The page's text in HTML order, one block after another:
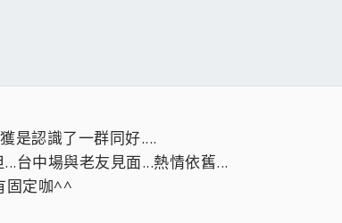
是認識了一群同好....
台中場與老友見面...熱情依舊...
固定咖^^